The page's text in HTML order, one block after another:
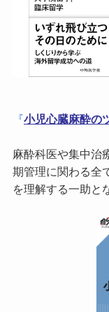
『小児心臓麻酔の
麻酔科医や集中治
期管理に関わる全
を理解する一助と